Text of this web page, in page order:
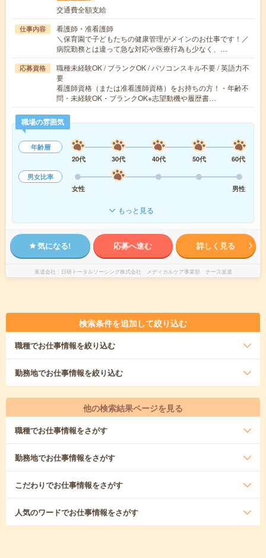
交通費全額支給
仕事内容
看護師・准看護師
＼保育園で子どもたちの健康管理がメインのお仕事です！／
病院勤務とは違って急な対応や医療行為も少なく、…
応募資格
職種未経験OK / ブランクOK / パソコンスキル不要 / 英語力不
要
看護師資格（または准看護師資格）をお持ちの方！・年齢不
問・未経験OK・ブランクOK※志望動機や履歴書…
職場の雰囲気
年齢層
20代
30代 40代 50代
60代
男女比率
女性
男性
もっと見る
気になる! 応募へ進む 詳しく見る
派遣会社 日研トータルソーシング株式会社 メディカルケア事業部 ナース派遣
検索条件を追加して絞り込む
職種でお仕事情報を絞り込む
勤務地でお仕事情報を絞り込む
他の検索結果ページを見る
職種でお仕事情報をさがす
勤務地でお仕事情報をさがす
こだわりでお仕事情報をさがす
人気のワードでお仕事情報をさがす